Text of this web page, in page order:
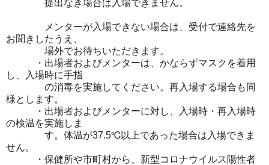
提出なき場合は入場できません。
メンターが入場できない場合は、受付で連絡先を
お聞きしたうえ、
場外でお待ちいただきます。
・出場者およびメンターは、かならずマスクを着用
し、入場時に手指
の消毒を実施してください。再入場する場合も同
様とします。
・出場者およびメンターに対し、入場時・再入場時
の検温を実施しま
す。体温が37.5℃以上であった場合は入場できま
せん。
・保健所や市町村から、新型コロナウイルス陽性者